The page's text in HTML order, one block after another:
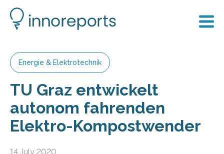
Energie & Elektrotechnik
TU Graz entwickelt
autonom fahrenden
Elektro-Kompostwender
14 July 2020